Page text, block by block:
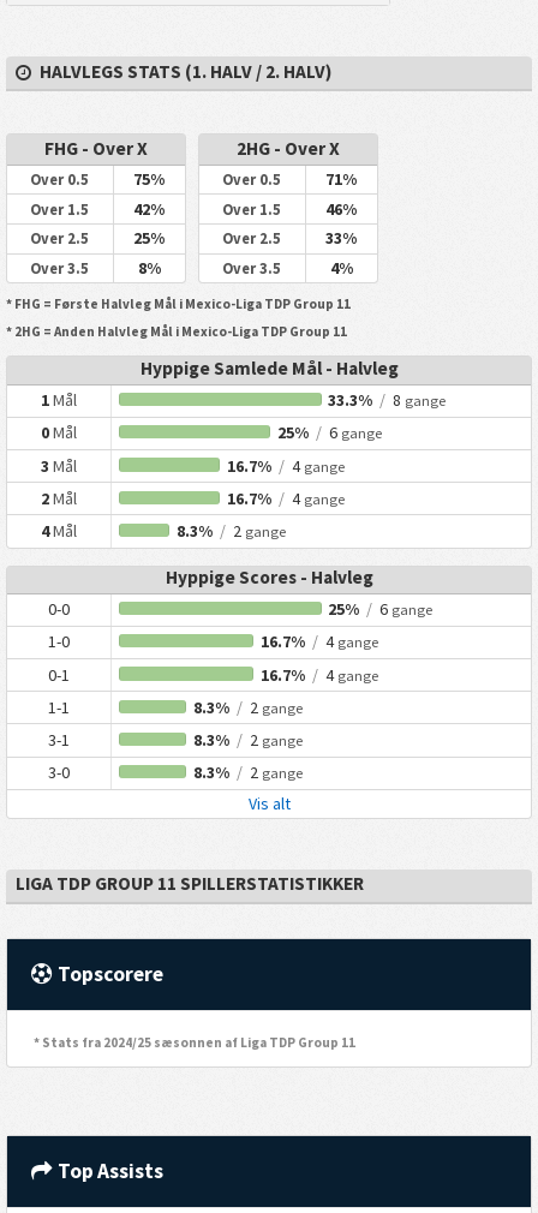
HALVLEGS STATS (1. HALV / 2. HALV)
FHG - Over X
Over 0.5 75%
Over 1.5 42%
Over 2.5 25%
Over 3.5 8%
2HG - Over X
Over 0.5 71%
Over 1.5 46%
Over 2.5 33%
Over 3.5 4%
* FHG = Første Halvleg Mål i Mexico-Liga TDP Group 11
* 2HG = Anden Halvleg Mål i Mexico-Liga TDP Group 11
Hyppige Samlede Mål - Halvleg
1Mål 33.3% / 8 gange
0Mål 25% /6 gange
3Mål 16.7% /4 gange
2Mål 16.7% /4 gange
4Mål 8.3% /2 gange
Hyppige Scores - Halvleg
0-0 25% / 6 gange
1-0 16.7% /4 gange
0-1 16.7% /4 gange
1-1 8.3% /2 gange
3-1 8.3% /2 gange
3-0 8.3% /2 gange
Vis alt
LIGA TDP GROUP 11 SPILLERSTATISTIKKER
Topscorere
* Stats fra 2024/25 sæsonnen af Liga TDP Group 11
Top Assists